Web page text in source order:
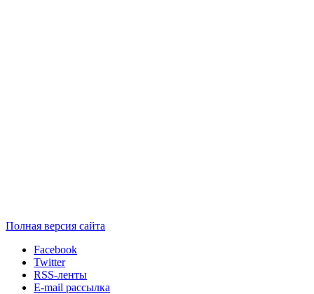
Полная версия сайта
Facebook
Twitter
RSS-ленты
E-mail рассылка